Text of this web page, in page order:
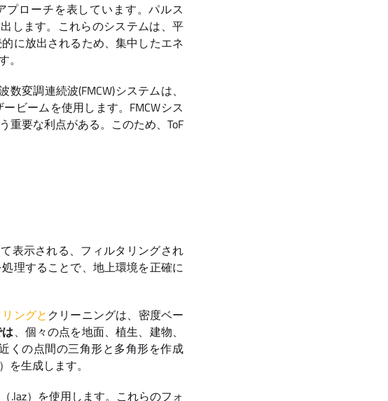
プローチを表しています。パルス
します。これらのシステムは、平
に放出されるため、集中したエネ
変調連続波(FMCW)システムは、
ビームを使用します。FMCWシス
重要な利点がある。このため、ToF
表示される、フィルタリングされ
理することで、地上環境を正確に
ングと クリーニングは、密度ベー
、個々の点を地面、植生、建物、
くの点間の三角形と多角形を作成
を生成します。
.laz）を使用します。これらのフォ